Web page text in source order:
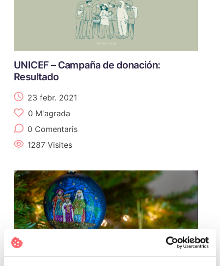
UNICEF – Campaña de donación:
Resultado
23 febr. 2021
0 M'agrada
0 Comentaris
1287 Visites
Se buscan Reyes Magos, 55 ilusiones